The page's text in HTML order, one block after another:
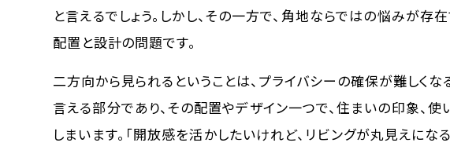
と言えるでしょう。しかし、その一方で、角地ならではの悩みが存
配置と設計の問題です。
二方向から見られるということは、プライバシーの確保が難しくな
言える部分であり、その配置やデザイン一つで、住まいの印象、
しまいます。「開放感を活かしたいけれど、リビングが丸見えにな